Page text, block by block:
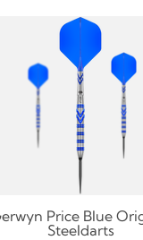
Price Blue
Steeldarts